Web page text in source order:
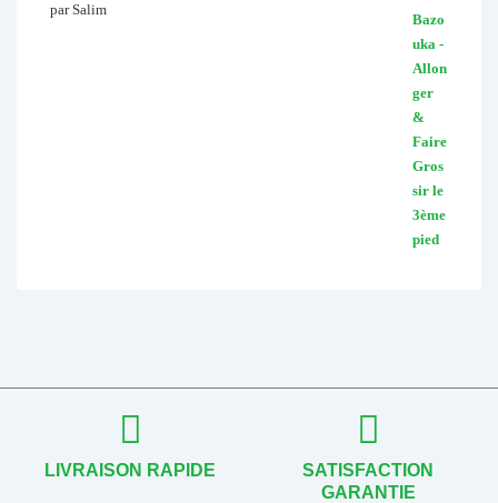
Note5sur 5
par Salim
LIVRAISON RAPIDE
SATISFACTION
GARANTIE